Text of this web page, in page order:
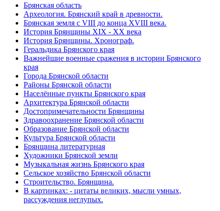
Брянская область
Археология. Брянский край в древности.
Брянская земля с VIII до конца XVIII века.
История Брянщины XIX - XX века
История Брянщины. Хронограф.
Геральдика Брянского края
Важнейшие военные сражения в истории Брянского
края
Города Брянской области
Районы Брянской области
Населённые пункты Брянского края
Архитектура Брянской области
Достопримечательности Брянщины
Здравоохранение Брянской области
Образование Брянской области
Культура Брянской области
Брянщина литературная
Художники Брянской земли
Музыкальная жизнь Брянского края
Сельское хозяйство Брянской области
Строительство. Брянщина.
В картинках: - цитаты великих, мысли умных,
рассуждения неглупых.